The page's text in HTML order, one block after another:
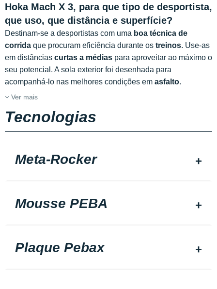
Hoka Mach X 3, para que tipo de desportista,
que uso, que distância e superfície?
Destinam-se a desportistas com uma boa técnica de
corrida que procuram eficiência durante os treinos. Use-as
em distâncias curtas a médias para aproveitar ao máximo o
seu potencial. A sola exterior foi desenhada para
acompanhá-lo nas melhores condições em asfalto.
Ver mais
Tecnologias
Meta-Rocker
Mousse PEBA
Plaque Pebax